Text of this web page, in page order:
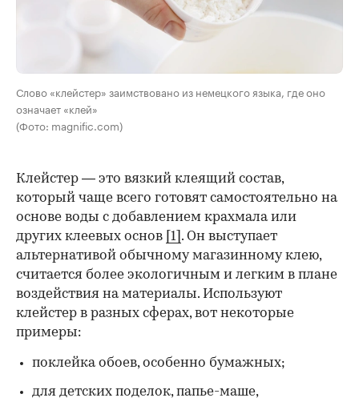
Слово «клейстер» заимствовано из немецкого языка, где оно
означает «клей»
(Фото: magnific.com)
00:00 / 00:00
Клейстер — это вязкий клеящий состав,
который чаще всего готовят самостоятельно на
основе воды с добавлением крахмала или
других клеевых основ [1] . Он выступает
альтернативой обычному магазинному клею,
считается более экологичным и легким в плане
воздействия на материалы. Используют
клейстер в разных сферах, вот некоторые
примеры:
поклейка обоев, особенно бумажных;
для детских поделок, папье-маше,